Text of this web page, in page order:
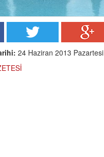
24 Haziran 2013 Pazartesi